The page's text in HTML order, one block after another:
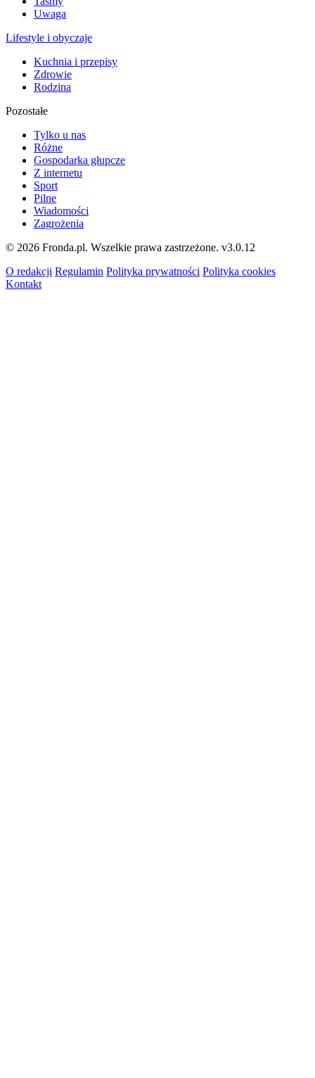
Uwaga
Lifestyle i obyczaje
Kuchnia i przepisy
Zdrowie
Rodzina
Pozostałe
Tylko u nas
Różne
Gospodarka głupcze
Z internetu
Sport
Pilne
Wiadomości
Zagrożenia
© 2026 Fronda.pl. Wszelkie prawa zastrzeżone. v3.0.12
O redakcji Regulamin Polityka prywatności Polityka cookies
Kontakt